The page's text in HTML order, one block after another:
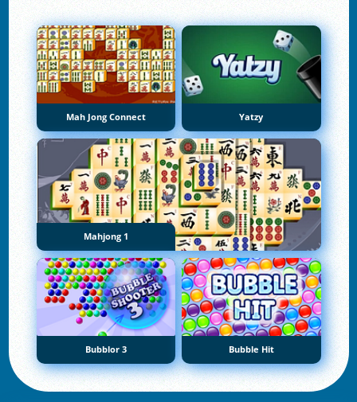
Mah Jong Connect Yatzy
Mahjong 1
Bubblor 3 Bubble Hit